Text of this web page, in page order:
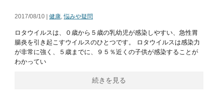
2017/08/10 | 健康,悩みや疑問
ロタウイルスは、０歳から５歳の乳幼児が感染しやすい、急性胃
腸炎を引き起こすウイルスのひとつです。 ロタウイルスは感染力
が非常に強く、５歳までに、９５％近くの子供が感染することが
わかってい
続きを見る